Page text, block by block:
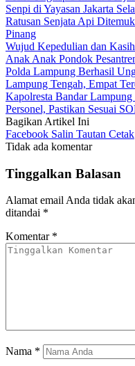
Senpi di Yayasan Jakarta
Ratusan Senjata Api
Pinang
Wujud Kepedulian dan
Anak Anak Pondok
Polda Lampung Berhasil
Lampung Tengah, Empat
Kapolresta Bandar
Personel, Pastikan Sesuai
Bagikan Artikel Ini
Facebook Salin Tautan Cetak
Tidak ada komentar
Tinggalkan Balasan
Alamat email Anda tidak
ditandai *
Komentar *
Nama *